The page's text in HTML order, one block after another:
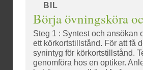
BIL
Börja övningsköra
Steg 1 : Syntest och ansökan
ett körkortstillstånd. För att få
synintyg för körkortstillstånd.
genomföra hos en optiker.